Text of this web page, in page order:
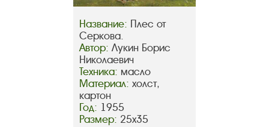
Название: Плес от
Серкова.
Автор: Лукин Борис
Николаевич
Техника: масло
Материал: холст,
картон
Год: 1955
Размер: 25х35